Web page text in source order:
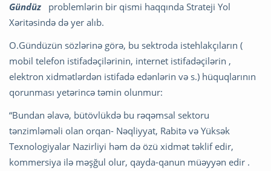
Gündüz
problemlərin bir qismi haqqında Strateji Yol
Xəritəsində də yer alıb.
O.Gündüzün sözlərinə görə, bu sektroda istehlakçıların (
mobil telefon istifadəçilərinin, internet istifadəçilərin ,
elektron xidmətlərdən istifadə edənlərin və s.) hüquqlarının
qorunması yetərincə təmin olunmur:
“Bundan əlavə, bütövlükdə bu rəqəmsal sektoru
tənzimləməli olan orqan- Nəqliyyat, Rabitə və Yüksək
Texnologiyalar Nazirliyi həm də özü xidmət təklif edir,
kommersiya ilə məşğul olur, qayda-qanun müəyyən edir .